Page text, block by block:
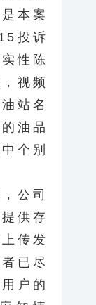
本案
投诉
性陈
视频
站名
油品
个别
公司
供存
传发
已尽
户的